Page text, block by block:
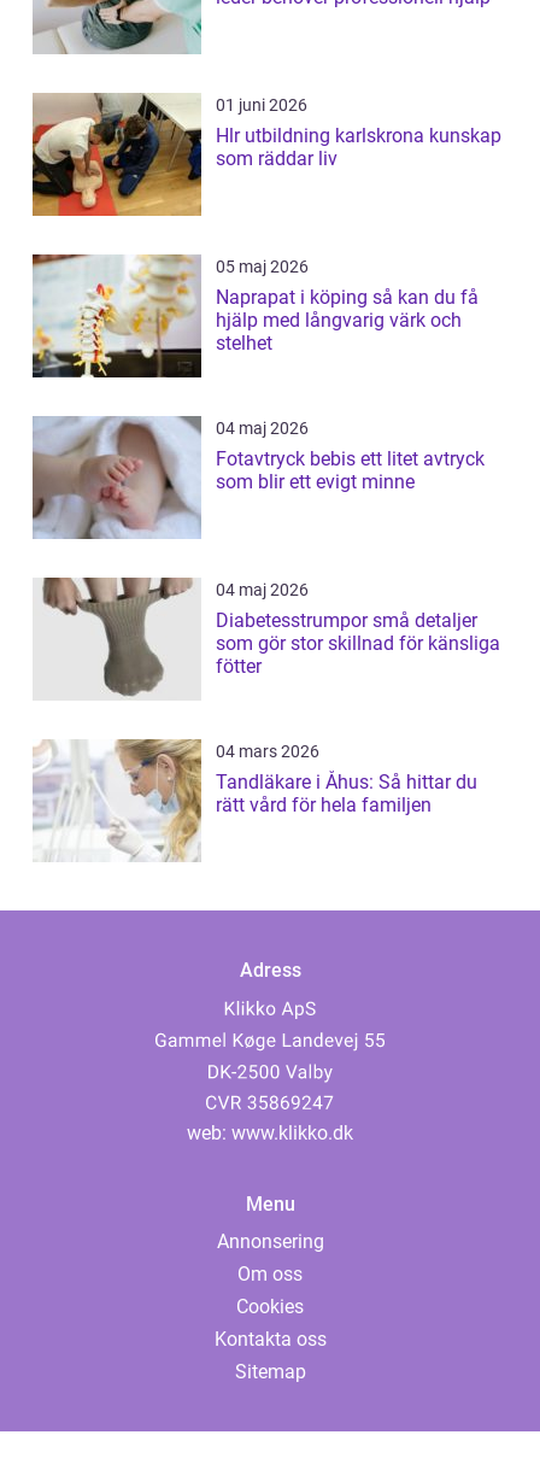
01 juni 2026
Hlr utbildning karlskrona kunskap
som räddar liv
05 maj 2026
Naprapat i köping så kan du få
hjälp med långvarig värk och
stelhet
04 maj 2026
Fotavtryck bebis ett litet avtryck
som blir ett evigt minne
04 maj 2026
Diabetesstrumpor små detaljer
som gör stor skillnad för känsliga
fötter
04 mars 2026
Tandläkare i Åhus: Så hittar du
rätt vård för hela familjen
Adress
web: www.klikko.dk
Menu
Annonsering
Om oss
Cookies
Kontakta oss
Sitemap